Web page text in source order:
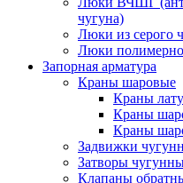
чугуна)
Люки из серого
Люки
Запорная арматура
Краны шаровые
Краны
Краны
Краны
Задвижки
Затворы
Клапаны